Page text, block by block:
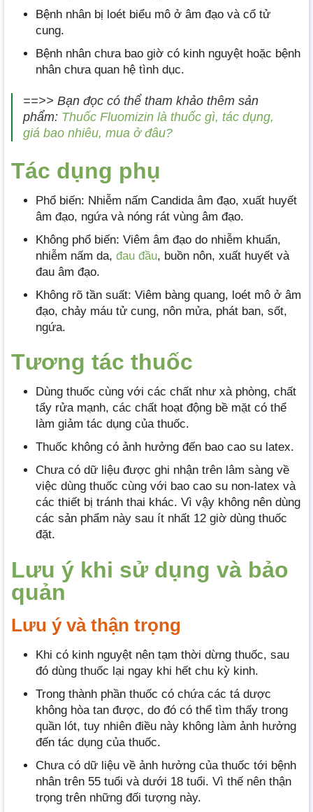
Bệnh nhân bị loét biểu mô ở âm đạo và cổ tử
cung.
Bệnh nhân chưa bao giờ có kinh nguyệt hoặc bệnh
nhân chưa quan hệ tình dục.
==>> Bạn đọc có thể tham khảo thêm sản
phẩm: Thuốc Fluomizin là thuốc gì, tác dụng,
giá bao nhiêu, mua ở đâu?
Tác dụng phụ
Phổ biến: Nhiễm nấm Candida âm đạo, xuất huyết
âm đạo, ngứa và nóng rát vùng âm đạo.
Không phổ biến: Viêm âm đạo do nhiễm khuẩn,
nhiễm nấm da, đau đầu, buồn nôn, xuất huyết và
đau âm đạo.
Không rõ tần suất: Viêm bàng quang, loét mô ở âm
đạo, chảy máu tử cung, nôn mửa, phát ban, sốt,
ngứa.
Tương tác thuốc
Dùng thuốc cùng với các chất như xà phòng, chất
tẩy rửa mạnh, các chất hoạt động bề mặt có thể
làm giảm tác dụng của thuốc.
Thuốc không có ảnh hưởng đến bao cao su latex.
Chưa có dữ liệu được ghi nhận trên lâm sàng về
việc dùng thuốc cùng với bao cao su non-latex và
các thiết bị tránh thai khác. Vì vậy không nên dùng
các sản phẩm này sau ít nhất 12 giờ dùng thuốc
đặt.
Lưu ý khi sử dụng và bảo
quản
Lưu ý và thận trọng
Khi có kinh nguyệt nên tạm thời dừng thuốc, sau
đó dùng thuốc lại ngay khi hết chu kỳ kinh.
Trong thành phần thuốc có chứa các tá dược
không hòa tan được, do đó có thể tìm thấy trong
quần lót, tuy nhiên điều này không làm ảnh hưởng
đến tác dụng của thuốc.
Chưa có dữ liệu về ảnh hưởng của thuốc tới bệnh
nhân trên 55 tuổi và dưới 18 tuổi. Vì thế nên thận
trọng trên những đối tượng này.